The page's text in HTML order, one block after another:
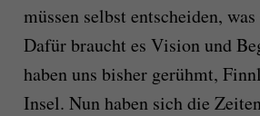
müssen selbst entscheiden,
Dafür braucht es Vision und
haben uns bisher gerühmt,
Insel. Nun haben sich die